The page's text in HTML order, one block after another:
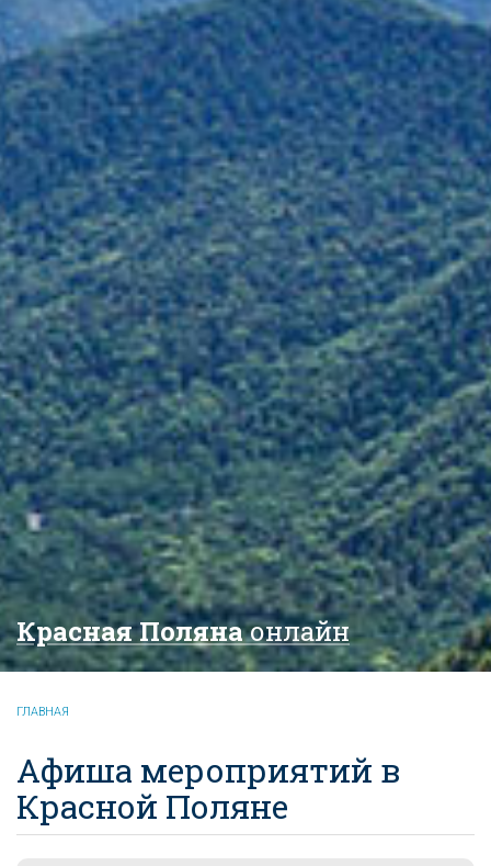
Красная Полянаонлайн
ГЛАВНАЯ
Афиша мероприятий в
Красной Поляне